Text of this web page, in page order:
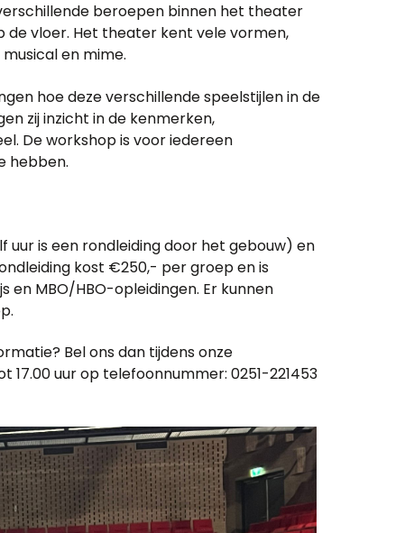
beroepen binnen het theater
de vloer. Het theater kent vele vormen,
en mime.
hoe deze verschillende speelstijlen in de
zij inzicht in de kenmerken,
De workshop is voor iedereen
hebben.
is een rondleiding door het gebouw) en
kost €250,- per groep en is
MBO/HBO-opleidingen. Er kunnen
Bel ons dan tijdens onze
17.00 uur op telefoonnummer: 0251-221453